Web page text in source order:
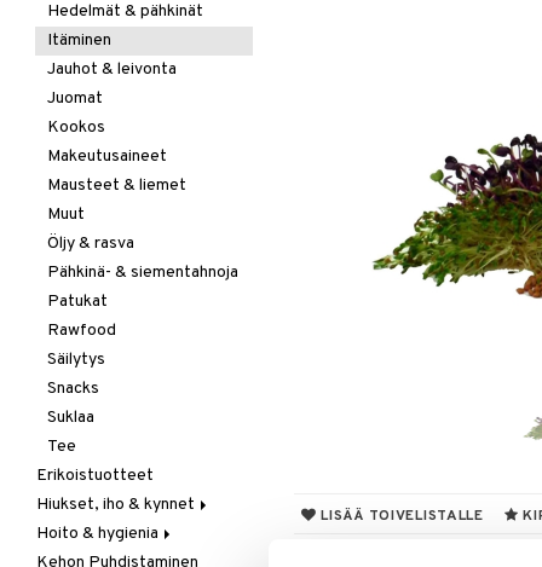
LISÄÄ TOIVELISTALLE
Hedelmät & pähkinät
Itäminen
Jauhot & leivonta
Juomat
Kookos
Makeutusaineet
Mausteet & liemet
Muut
Öljy & rasva
Pähkinä- & siementahnoja
Patukat
Rawfood
Säilytys
Snacks
Suklaa
Tee
Erikoistuotteet
Hiukset, iho & kynnet
Aurinko & pigmentti
Hiukset
Hoito & hygienia
Aurinkosuoja
Kehon Puhdistaminen